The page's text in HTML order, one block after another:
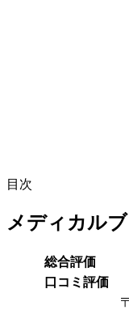
目次
メディカル
総合評価
口コミ評価